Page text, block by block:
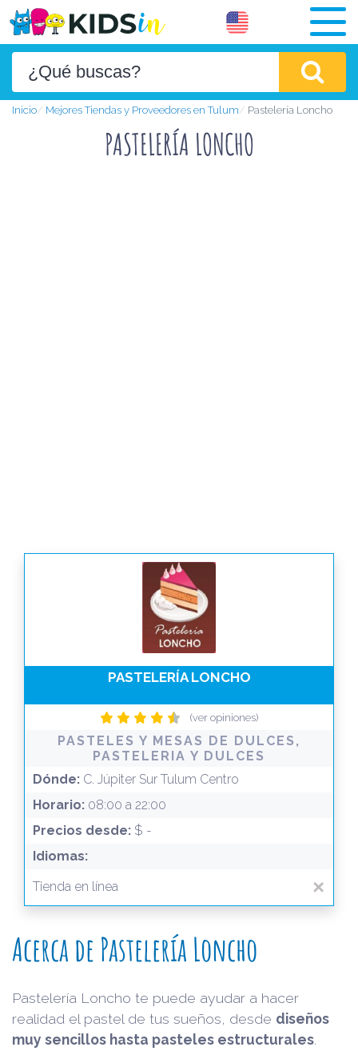
Inicio Mejores Tiendas y Proveedores en Tulum Pastelería Loncho
PASTELERÍA LONCHO
PASTELERÍA LONCHO
(ver opiniones)
PASTELES Y MESAS DE DULCES,
PASTELERIA Y DULCES
Dónde: C. Júpiter Sur Tulum Centro
Horario: 08:00 a 22:00
Precios desde: $ -
Idiomas:
Tienda en línea
Acerca de Pastelería Loncho
Pastelería Loncho te puede ayudar a hacer
realidad el pastel de tus sueños, desde diseños
muy sencillos hasta pasteles estructurales